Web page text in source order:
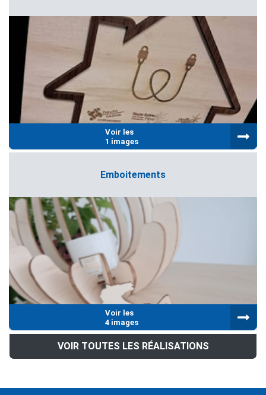
Voir les
1 images
Emboitements
Voir les
4 images
VOIR TOUTES LES RÉALISATIONS